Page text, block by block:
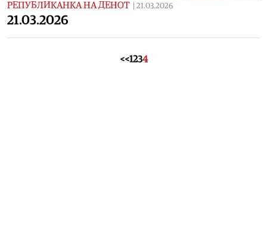
РЕПУБЛИКАНКА НА ДЕНОТ 21.03.2026
21.03.2026
<<1234